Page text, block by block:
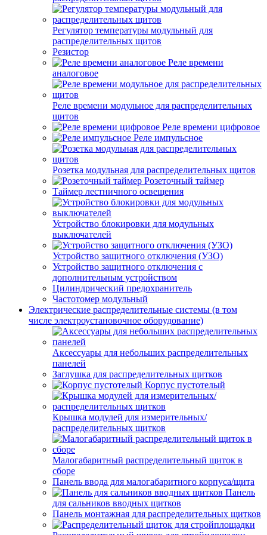
Регулятор температуры модульный для
распределительных щитов
Резистор
Реле времени
аналоговое
Реле времени модульное для распределительных
щитов
Реле времени цифровое
Реле импульсное
Розетка модульная для распределительных щитов
Розеточный таймер
Таймер лестничного освещения
Устройство блокировки для модульных
выключателей
Устройство защитного отключения (УЗО)
Устройство защитного отключения с
дополнительным устройством
Цилиндрический предохранитель
Частотомер модульный
Электрические распределительные системы (в том
числе электроустановочное оборудование)
Аксессуары для небольших распределительных
панелей
Заглушка для распределительных щитков
Корпус пустотелый
Крышка модулей для измерительных/
распределительных щитков
Малогабаритный распределительный щиток в
сборе
Панель ввода для малогабаритного корпуса/щита
Панель
для сальников вводных щитков
Панель монтажная для распределительных щитков